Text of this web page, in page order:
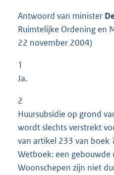
Antwoord van minister
Ruimtelijke Ordening en
22 november 2004)
1
Ja.
2
Huursubsidie op grond
wordt slechts verstrekt
van artikel 233 van boek
Wetboek: een gebouwde
Woonschepen zijn niet